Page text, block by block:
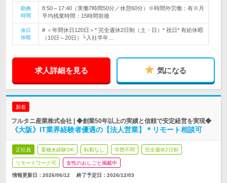
勤務
時間
8:50～17:40（実働7時間50分／休憩60分）※時間外労働：有※月
平均残業時間：15時間前後
休日
休暇
# ＜年間休日120日＞* 完全週休2日制（土・日）* 祝日* 有給休暇
（10日～20日）└入社半年…
求人詳細を見る 気になる
新着
フルタニ産業株式会社 | ◆創業50年以上の実績と信頼で安定経営を実現◆
《大阪》IT業界経験者優遇の【法人営業】＊リモート相談可
正社員 業種未経験OK 転勤なし 学歴不問 完全週休2日制
リモートワーク可 女性のおしごと掲載中
情報更新日：2026/06/12 終了予定日： 2026/12/03